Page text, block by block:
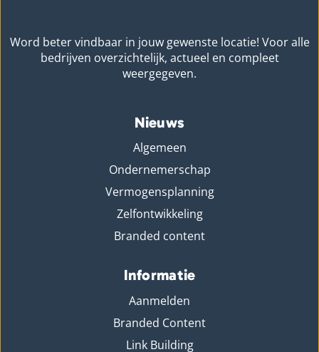
Word beter vindbaar in jouw gewenste locatie! Voor alle
bedrijven overzichtelijk, actueel en compleet
weergegeven.
Nieuws
Algemeen
Ondernemerschap
Vermogensplanning
Zelfontwikkeling
Branded content
Informatie
Aanmelden
Branded Content
Link Building